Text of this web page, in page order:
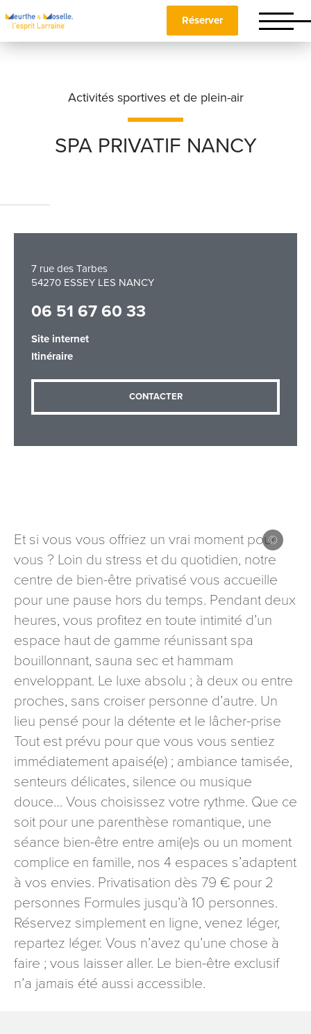
Réserver
Activités sportives et de plein-air
SPA PRIVATIF NANCY
7 rue des Tarbes
54270 ESSEY LES NANCY
06 51 67 60 33
Site internet
Itinéraire
CONTACTER
Et si vous vous offriez un vrai moment pour
vous ? Loin du stress et du quotidien, notre
centre de bien-être privatisé vous accueille
pour une pause hors du temps. Pendant deux
heures, vous profitez en toute intimité d’un
espace haut de gamme réunissant spa
bouillonnant, sauna sec et hammam
enveloppant. Le luxe absolu ; à deux ou entre
proches, sans croiser personne d’autre. Un
lieu pensé pour la détente et le lâcher-prise
Tout est prévu pour que vous vous sentiez
immédiatement apaisé(e) ; ambiance tamisée,
senteurs délicates, silence ou musique
douce… Vous choisissez votre rythme. Que ce
soit pour une parenthèse romantique, une
séance bien-être entre ami(e)s ou un moment
complice en famille, nos 4 espaces s’adaptent
à vos envies. Privatisation dès 79 € pour 2
personnes Formules jusqu’à 10 personnes.
Réservez simplement en ligne, venez léger,
repartez léger. Vous n’avez qu’une chose à
faire ; vous laisser aller. Le bien-être exclusif
n’a jamais été aussi accessible.
Prénom*
Les informations recueillies à partir de ce formulaire sont
nécessaires au traitement de votre demande (sauf
mention contraire). Vous disposez d’un droit d’accès, de
rectification et d’opposition aux données vous concernant,
que vous pouvez exercer en adressant une demande par
courriel à tourisme@departement54.fr ou par courrier
signé accompagné de la copie d’un titre d’identité à
l’adresse suivante : Meurthe & Moselle Tourisme - 48
esplanade Jacques-Baudot CO 90019 54035 NANCY
cedex
reCAPTCHA